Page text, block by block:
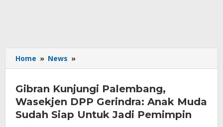
Home » News »
Kunjungi
Wasekjen
DPP
Gerindra:
Anak
Gibran Kunjungi Palembang,
Wasekjen DPP Gerindra: Anak Muda
Sudah Siap Untuk Jadi Pemimpin